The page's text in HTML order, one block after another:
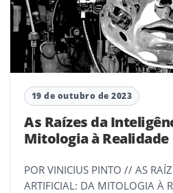
19 de outubro de 2023
As Raízes da
Mitologia à Realidade
POR VINICIUS PINTO // AS
ARTIFICIAL: DA MITOLOGIA À